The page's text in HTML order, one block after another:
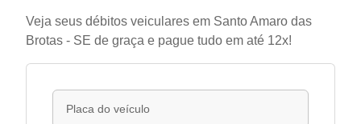
Veja seus débitos veiculares em Santo Amaro das
Brotas - SE de graça e pague tudo em até 12x!